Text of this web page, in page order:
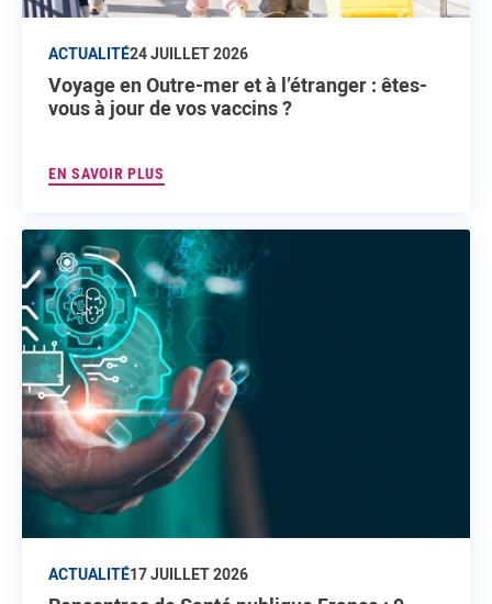
ACTUALITÉ24 JUILLET 2026
Voyage en Outre-mer et à l’étranger : êtes-
vous à jour de vos vaccins ?
EN SAVOIR PLUS
ACTUALITÉ17 JUILLET 2026